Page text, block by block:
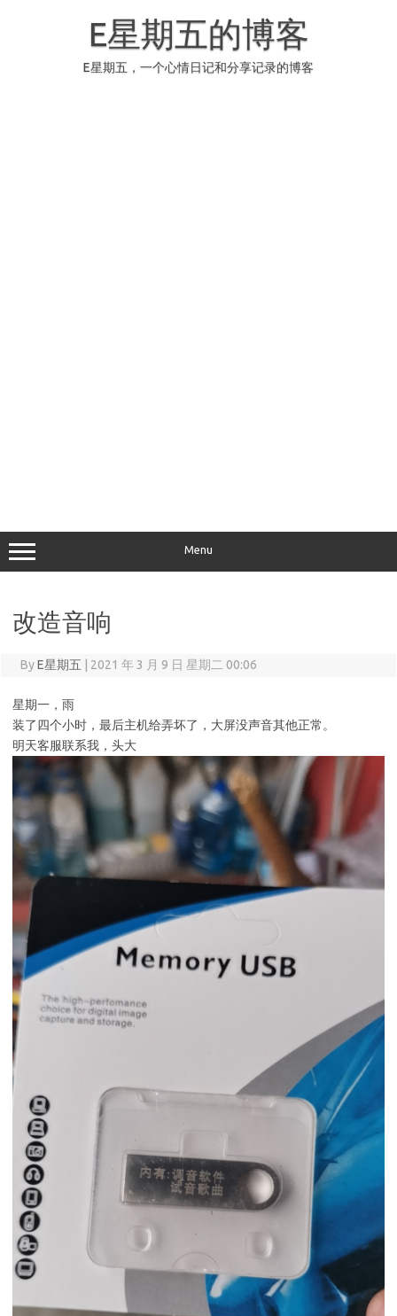
E星期五的博客
E星期五，一个心情日记和分享记录的博客
Menu
改造音响
ByE星期五 2021 年 3 月 9 日 星期二 00:06
星期一，雨
装了四个小时，最后主机给弄坏了，大屏没声音其他正常。
明天客服联系我，头大